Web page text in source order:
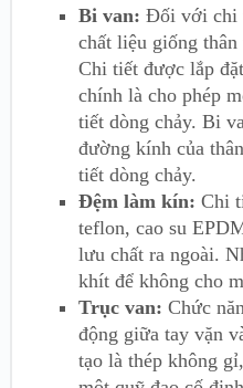
Bi van: Đối với chi
chất liệu giống
Chi tiết được lắp
chính là cho phép
tiết dòng chảy. Bi
đường kính của
tiết dòng chảy.
Đệm làm kín: Chi
teflon, cao su
lưu chất ra ngoài.
khít để không cho
Trục van: Chức
động giữa tay vặn
tạo là thép không